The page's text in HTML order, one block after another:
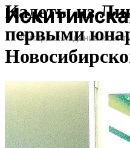
Кадеты из
первыми